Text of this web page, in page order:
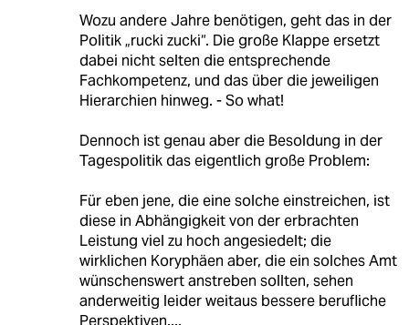
Wozu andere Jahre benötigen, geht das in der
Politik „rucki zucki“. Die große Klappe ersetzt
dabei nicht selten die entsprechende
Fachkompetenz, und das über die jeweiligen
Hierarchien hinweg. - So what!
Dennoch ist genau aber die Besoldung in der
Tagespolitik das eigentlich große Problem:
Für eben jene, die eine solche einstreichen, ist
diese in Abhängigkeit von der erbrachten
Leistung viel zu hoch angesiedelt; die
wirklichen Koryphäen aber, die ein solches Amt
wünschenswert anstreben sollten, sehen
anderweitig leider weitaus bessere berufliche
Perspektiven....